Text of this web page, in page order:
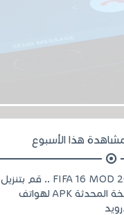
هذا الأسبوع
FIFA 16 MOD 2026 .. قم بتنزيل
النسخة المحدثة APK لهواتف